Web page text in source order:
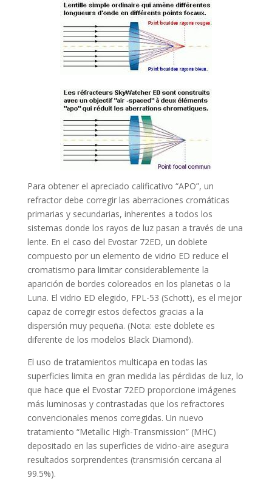
Para obtener el apreciado calificativo “APO”, un
refractor debe corregir las aberraciones cromáticas
primarias y secundarias, inherentes a todos los
sistemas donde los rayos de luz pasan a través de una
lente. En el caso del Evostar 72ED, un doblete
compuesto por un elemento de vidrio ED reduce el
cromatismo para limitar considerablemente la
aparición de bordes coloreados en los planetas o la
Luna. El vidrio ED elegido, FPL-53 (Schott), es el mejor
capaz de corregir estos defectos gracias a la
dispersión muy pequeña. (Nota: este doblete es
diferente de los modelos Black Diamond).
El uso de tratamientos multicapa en todas las
superficies limita en gran medida las pérdidas de luz, lo
que hace que el Evostar 72ED proporcione imágenes
más luminosas y contrastadas que los refractores
convencionales menos corregidas. Un nuevo
tratamiento “Metallic High-Transmission” (MHC)
depositado en las superficies de vidrio-aire asegura
resultados sorprendentes (transmisión cercana al
99.5%).